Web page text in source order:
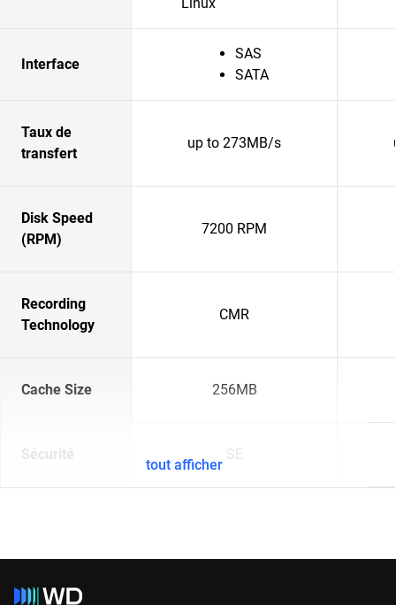
Interface
SAS
SATA
Taux de
transfert
up to 273MB/s
Disk Speed
(RPM)
7200 RPM
Recording
Technology
CMR
Cache Size 256MB
Sécurité SE
tout afficher